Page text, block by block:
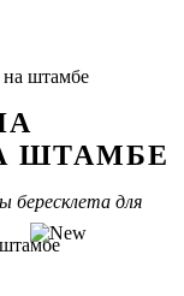
на штамбе
ШТАМБЕ
бересклета для